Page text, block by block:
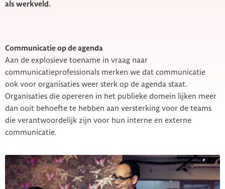
als werkveld.
Communicatie op de agenda
Aan de explosieve toename in vraag naar
communicatieprofessionals merken we dat communicatie
ook voor organisaties weer sterk op de agenda staat.
Organisaties die opereren in het publieke domein lijken meer
dan ooit behoefte te hebben aan versterking voor de teams
die verantwoordelijk zijn voor hun interne en externe
communicatie.